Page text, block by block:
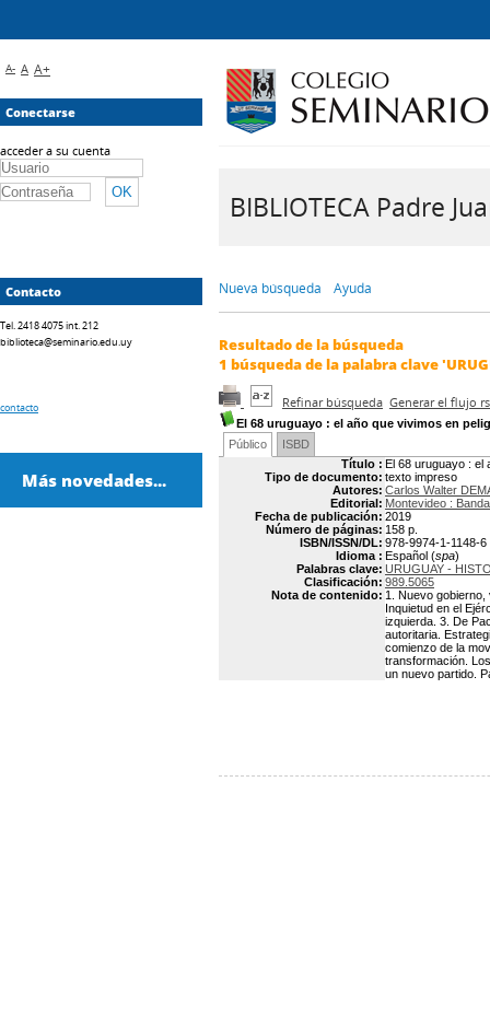
BIBLIOTECA Padre
Nueva búsqueda Ayuda
Resultado de la búsqueda
1 búsqueda de la palabra clave
Refinar búsqueda Generar el flujo
El 68 uruguayo : el año que vivimos en
Público
ISBD
Título : El 68 uruguayo : el
Tipo de documento: texto impreso
Autores: Carlos Walter
Editorial: Montevideo :
Fecha de publicación: 2019
Número de páginas: 158 p.
ISBN/ISSN/DL: 978-9974-1-1148-6
Idioma : Español (spa)
Palabras clave: URUGUAY -
Clasificación: 989.5065
Nota de contenido: 1. Nuevo
Inquietud en el
izquierda. 3. De
autoritaria.
comienzo de la
transformación.
un nuevo partido.
A- A A+
Conectarse
acceder a su cuenta
Contacto
Tel. 2418 4075 int. 212
biblioteca@seminario.edu.uy
contacto
Más novedades...